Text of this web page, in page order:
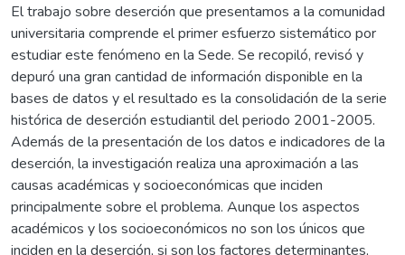
El trabajo sobre deserción que presentamos a la comunidad
universitaria comprende el primer esfuerzo sistemático por
estudiar este fenómeno en la Sede. Se recopiló, revisó y
depuró una gran cantidad de información disponible en la
bases de datos y el resultado es la consolidación de la serie
histórica de deserción estudiantil del periodo 2001-2005.
Además de la presentación de los datos e indicadores de la
deserción, la investigación realiza una aproximación a las
causas académicas y socioeconómicas que inciden
principalmente sobre el problema. Aunque los aspectos
académicos y los socioeconómicos no son los únicos que
inciden en la deserción, si son los factores determinantes,